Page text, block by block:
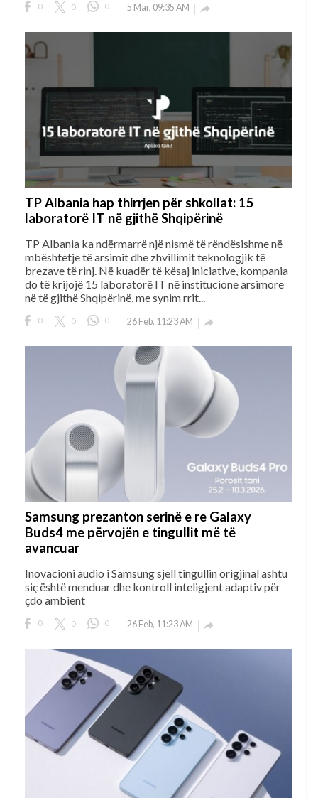
0 0 0 5 Mar, 09:35 AM 
TP Albania hap thirrjen për shkollat: 15
laboratorë IT në gjithë Shqipërinë
TP Albania ka ndërmarrë një nismë të rëndësishme në
mbështetje të arsimit dhe zhvillimit teknologjik të
brezave të rinj. Në kuadër të kësaj iniciative, kompania
do të krijojë 15 laboratorë IT në institucione arsimore
në të gjithë Shqipërinë, me synim rrit...
0 0 0 26 Feb, 11:23 AM 
Samsung prezanton serinë e re Galaxy
Buds4 me përvojën e tingullit më të
avancuar
Inovacioni audio i Samsung sjell tingullin origjinal ashtu
siç është menduar dhe kontroll inteligjent adaptiv për
çdo ambient
0 0 0 26 Feb, 11:23 AM 